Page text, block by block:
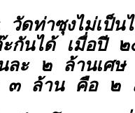
วัดท่าซุงไม่เป็
ะกันได้ เมื่อปี
ละ ๒ ล้านเศษ
๓ ล้าน คือ ๒